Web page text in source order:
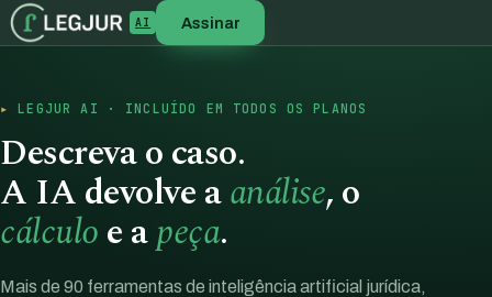
AI Assinar
LEGJUR AI · INCLUÍDO EM TODOS OS PLANOS
Descreva o caso.
A IA devolve aanálise, o
cálculoe apeça.
Mais de 90 ferramentas de inteligência artificial jurídica,